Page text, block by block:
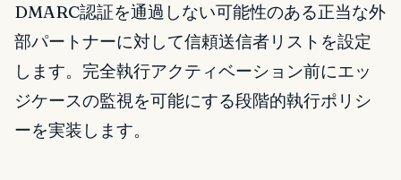
DMARC認証を通過しない可能性のある正当な外
部パートナーに対して信頼送信者リストを設定
します。完全執行アクティベーション前にエッ
ジケースの監視を可能にする段階的執行ポリシ
ーを実装します。